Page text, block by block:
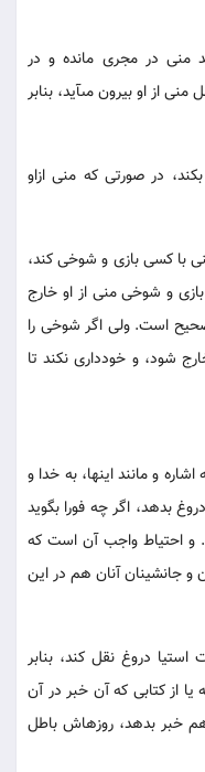
منى در مجرى مانده و در
از او بيرون مى‏آيد، بنابر
بكند، در صورتى كه منى ازاو
منى با كسى بازى و شوخى كند،
و شوخى منى از او خارج
صحيح است. ولى اگر شوخى را
شود، و خوددارى نكند تا
اشاره و مانند اينها، به خدا و
بدهد، اگر چه فورا بگويد
و احتياط واجب آن است كه
و جانشينان آنان هم در اين
است‏يا دروغ نقل كند، بنابر
از كتابى كه آن خبر در آن
خبر بدهد، روزه‏اش باطل